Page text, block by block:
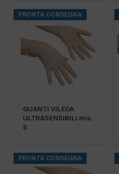
PRONTA CONSEGNA
GUANTI VILEDA
ULTRASENSIBILI mis.
S
PRONTA CONSEGNA